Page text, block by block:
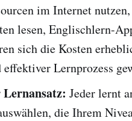
im Internet
lesen, Englischlern-
sich die Kosten
effektiver Lernprozess
Jeder lernt
die Ihrem